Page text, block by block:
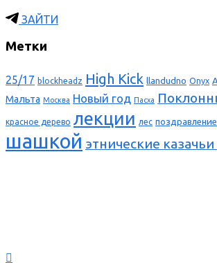
ЗАЙТИ
Метки
25/17 blockheadz High Kick llandudno Onyx
Мальта Москва Новый год Пасха
красное дерево лекции лес поздравление
шашкой этнические